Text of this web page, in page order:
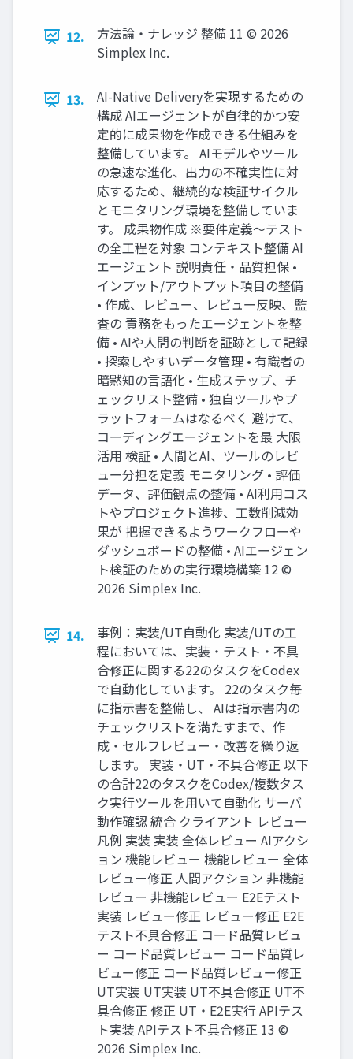
12.
方法論・ナレッジ 整備 11 © 2026
Simplex Inc.
13.
AI-Native Deliveryを実現するための
構成 AIエージェントが自律的かつ安
定的に成果物を作成できる仕組みを
整備しています。 AIモデルやツール
の急速な進化、出力の不確実性に対
応するため、継続的な検証サイクル
とモニタリング環境を整備していま
す。 成果物作成 ※要件定義～テスト
の全工程を対象 コンテキスト整備 AI
エージェント 説明責任・品質担保 •
インプット/アウトプット項目の整備
• 作成、レビュー、レビュー反映、監
査の 責務をもったエージェントを整
備 • AIや人間の判断を証跡として記録
• 探索しやすいデータ管理 • 有識者の
暗黙知の言語化 • 生成ステップ、チ
ェックリスト整備 • 独自ツールやプ
ラットフォームはなるべく 避けて、
コーディングエージェントを最 大限
活用 検証 • 人間とAI、ツールのレビ
ュー分担を定義 モニタリング • 評価
データ、評価観点の整備 • AI利用コス
トやプロジェクト進捗、工数削減効
果が 把握できるようワークフローや
ダッシュボードの整備 • AIエージェン
ト検証のための実行環境構築 12 ©
2026 Simplex Inc.
14.
事例：実装/UT自動化 実装/UTの工
程においては、実装・テスト・不具
合修正に関する22のタスクをCodex
で自動化しています。 22のタスク毎
に指示書を整備し、 AIは指示書内の
チェックリストを満たすまで、作
成・セルフレビュー・改善を繰り返
します。 実装・UT・不具合修正 以下
の合計22のタスクをCodex/複数タス
ク実行ツールを用いて自動化 サーバ
動作確認 統合 クライアント レビュー
凡例 実装 実装 全体レビュー AIアクシ
ョン 機能レビュー 機能レビュー 全体
レビュー修正 人間アクション 非機能
レビュー 非機能レビュー E2Eテスト
実装 レビュー修正 レビュー修正 E2E
テスト不具合修正 コード品質レビュ
ー コード品質レビュー コード品質レ
ビュー修正 コード品質レビュー修正
UT実装 UT実装 UT不具合修正 UT不
具合修正 修正 UT・E2E実行 APIテス
ト実装 APIテスト不具合修正 13 ©
2026 Simplex Inc.